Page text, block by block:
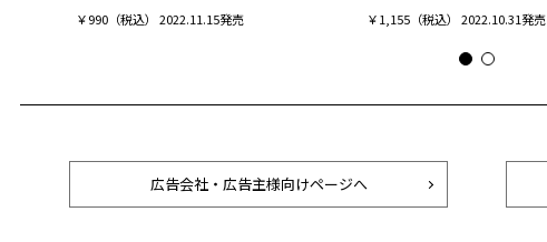
￥990（税込） 2022.11.15発売 ￥1,155（税込） 2022.10.31発売
広告会社・広告主様向けページへ